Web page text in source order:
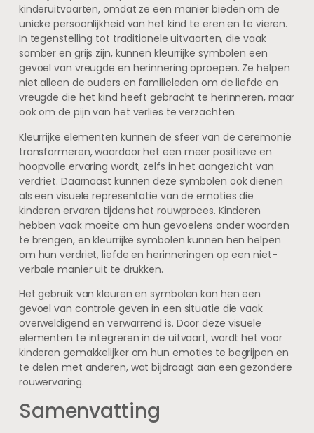
kinderuitvaarten, omdat ze een manier bieden om de
unieke persoonlijkheid van het kind te eren en te vieren.
In tegenstelling tot traditionele uitvaarten, die vaak
somber en grijs zijn, kunnen kleurrijke symbolen een
gevoel van vreugde en herinnering oproepen. Ze helpen
niet alleen de ouders en familieleden om de liefde en
vreugde die het kind heeft gebracht te herinneren, maar
ook om de pijn van het verlies te verzachten.
Kleurrijke elementen kunnen de sfeer van de ceremonie
transformeren, waardoor het een meer positieve en
hoopvolle ervaring wordt, zelfs in het aangezicht van
verdriet. Daarnaast kunnen deze symbolen ook dienen
als een visuele representatie van de emoties die
kinderen ervaren tijdens het rouwproces. Kinderen
hebben vaak moeite om hun gevoelens onder woorden
te brengen, en kleurrijke symbolen kunnen hen helpen
om hun verdriet, liefde en herinneringen op een niet-
verbale manier uit te drukken.
Het gebruik van kleuren en symbolen kan hen een
gevoel van controle geven in een situatie die vaak
overweldigend en verwarrend is. Door deze visuele
elementen te integreren in de uitvaart, wordt het voor
kinderen gemakkelijker om hun emoties te begrijpen en
te delen met anderen, wat bijdraagt aan een gezondere
rouwervaring.
Samenvatting